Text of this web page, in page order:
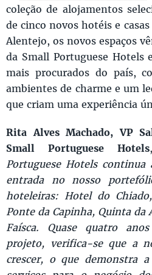
coleção de alojamentos
de cinco novos hotéis e
Alentejo, os novos espaços
da Small Portuguese Hotels
mais procurados do país,
ambientes de charme e um
que criam uma experiência
Rita Alves Machado, VP
Small Portuguese Hotels
Portuguese Hotels continua
entrada no nosso
hoteleiras: Hotel do
Ponte da Capinha, Quinta da
Faísca. Quase quatro
projeto, verifica-se que a
crescer, o que demonstra